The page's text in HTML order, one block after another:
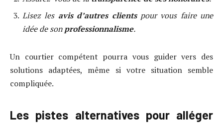
Lisez les avis d’autres clientspour vous faire une
idée de sonprofessionnalisme.
Un courtier compétent pourra vous guider vers des
solutions adaptées, même si votre situation semble
compliquée.
Les pistes alternatives pour alléger